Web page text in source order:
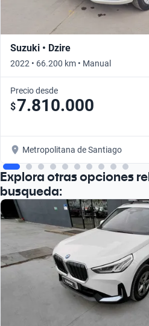
Suzuki • Dzire
2022 • 66.200 km • Manual
Precio desde
$7.810.000
Metropolitana de Santiago
Explora otras opciones
busqueda: